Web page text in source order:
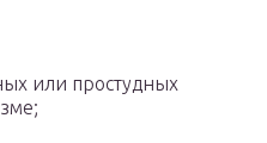
или простудных